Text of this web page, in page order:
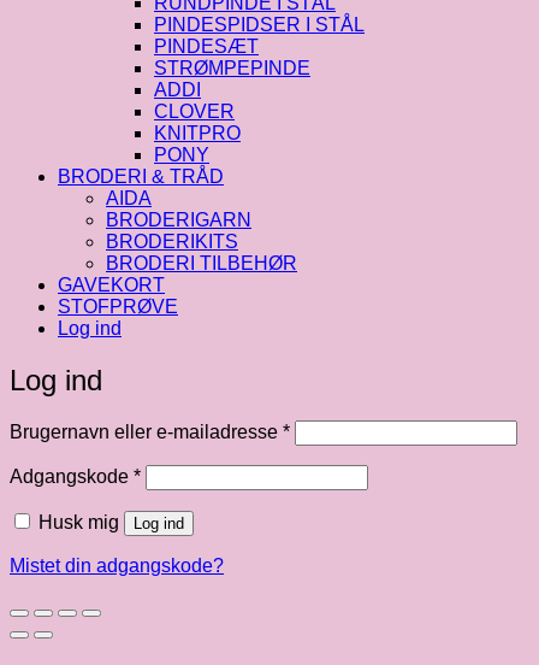
PINDESPIDSER I STÅL
PINDESÆT
STRØMPEPINDE
ADDI
CLOVER
KNITPRO
PONY
BRODERI & TRÅD
AIDA
BRODERIGARN
BRODERIKITS
BRODERI TILBEHØR
GAVEKORT
STOFPRØVE
Log ind
Log ind
Brugernavn eller e-mailadresse *Påkrævet
Adgangskode *Påkrævet
Husk mig Log ind
Mistet din adgangskode?